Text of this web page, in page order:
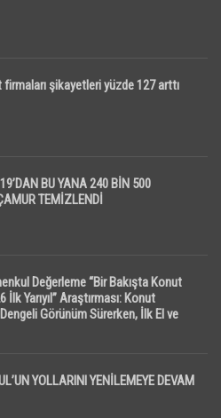
şikayetleri yüzde 127 arttı
BU YANA 240 BİN 500
TEMİZLENDİ
Değerleme “Bir Bakışta Konut
İlk Yarıyıl” Araştırması: Konut
Görünüm Sürerken, İlk El ve
YOLLARINI YENİLEMEYE DEVAM